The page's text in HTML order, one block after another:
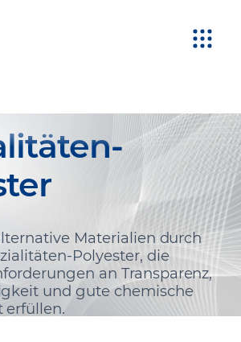
Materialien durch
Polyester, die
an Transparenz,
und gute chemische
erfüllen.